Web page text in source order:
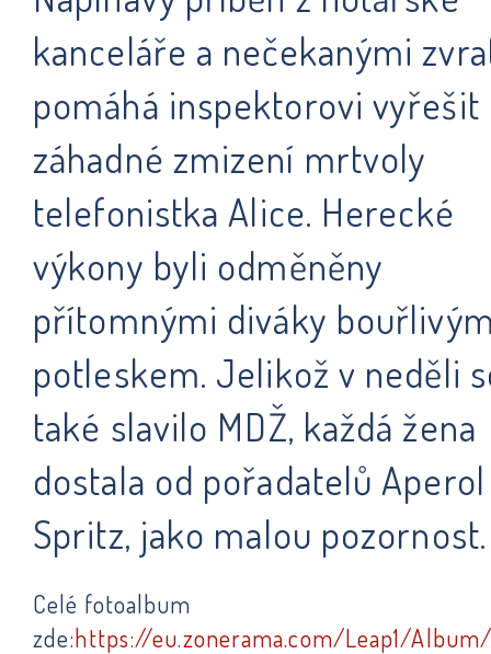
kanceláře a nečekanými
pomáhá inspektorovi vyřešit
záhadné zmizení mrtvoly
telefonistka Alice. Herecké
výkony byli odměněny
přítomnými diváky
potleskem. Jelikož v neděli
také slavilo MDŽ, každá žena
dostala od pořadatelů Aperol
Spritz, jako malou pozornost.
Celé fotoalbum
zde:https://eu.zonerama.com/Leap1/